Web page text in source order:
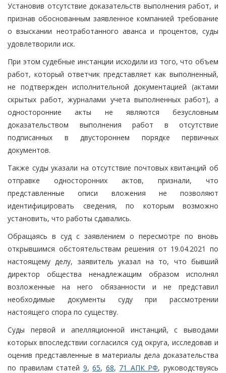
Установив отсутствие доказательств выполнения работ, и
признав обоснованным заявленное компанией требование
о взыскании неотработанного аванса и процентов, суды
удовлетворили иск.
При этом судебные инстанции исходили из того, что объем
работ, который ответчик представляет как выполненный,
не подтвержден исполнительной документацией (актами
скрытых работ, журналами учета выполненных работ), а
односторонние акты не являются безусловным
доказательством выполнения работ в отсутствие
подписанных в двустороннем порядке первичных
документов.
Также суды указали на отсутствие почтовых квитанций об
отправке односторонних актов, признали, что
представленные описи вложения не позволяют
идентифицировать сведения, по которым возможно
установить, что работы сдавались.
Обращаясь в суд с заявлением о пересмотре по вновь
открывшимся обстоятельствам решения от 19.04.2021 по
настоящему делу, заявитель указал на то, что бывший
директор общества ненадлежащим образом исполнял
возложенные на него обязанности и не представил
необходимые документы суду при рассмотрении
настоящего спора по существу.
Суды первой и апелляционной инстанций, с выводами
которых впоследствии согласился суд округа, исследовав и
оценив представленные в материалы дела доказательства
по правилам статей 9,65, 68, 71 АПК РФ, руководствуясь